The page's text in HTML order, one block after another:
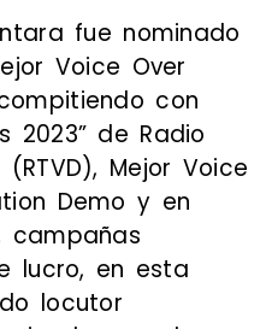
fue nominado
Voice Over
con
2023” de Radio
Mejor Voice
Demo y en
campañas
lucro, en esta
locutor